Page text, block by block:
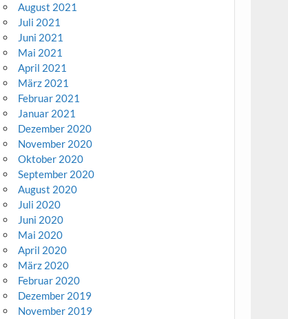
August 2021
Juli 2021
Juni 2021
Mai 2021
April 2021
März 2021
Februar 2021
Januar 2021
Dezember 2020
November 2020
Oktober 2020
September 2020
August 2020
Juli 2020
Juni 2020
Mai 2020
April 2020
März 2020
Februar 2020
Dezember 2019
November 2019